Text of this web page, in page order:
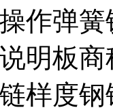
作弹
明板
样度